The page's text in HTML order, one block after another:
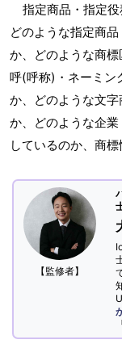
指定商品・指定
どのような指定商
か、どのような商
呼(呼称)・ネーミン
か、どのような文
か、どのような企
しているのか、商
【監修者】